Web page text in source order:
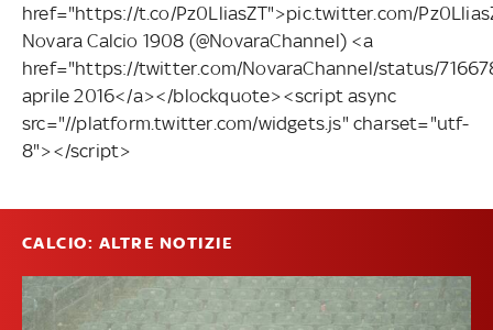
href="https://t.co/Pz0LliasZT">pic.twitter.com/
Novara Calcio 1908 (@NovaraChannel) <a
href="https://twitter.com/NovaraChannel/status/
aprile 2016</a></blockquote><script async
src="//platform.twitter.com/widgets.js" charset="utf-
8"></script>
CALCIO: ALTRE NOTIZIE